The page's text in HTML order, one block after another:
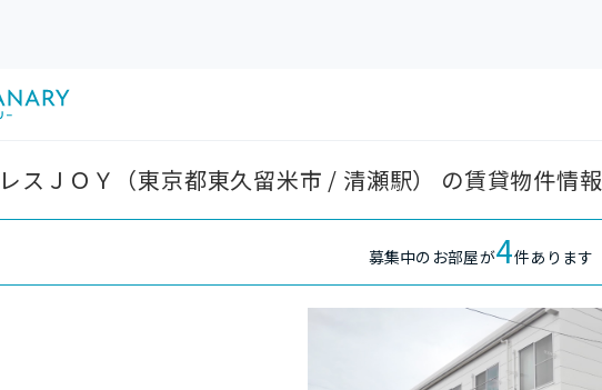
スＪＯＹ（東京都東久留米市 / 清瀬駅） の賃貸物件情報
募集中のお部屋が4件あります